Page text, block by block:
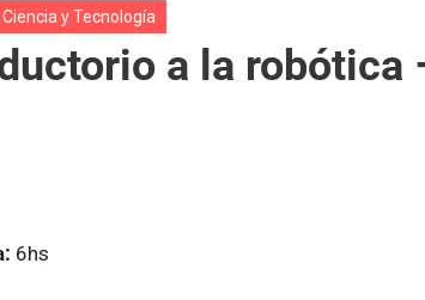
y Tecnología
a la robótica
6hs